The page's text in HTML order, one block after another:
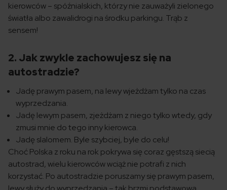
kierowców – spóźnialskich, którzy nie zauważyli zielonego
światła albo zawalidrogi na środku parkingu. Trąb z
sensem!
2. Jak zwykle zachowujesz się na
autostradzie?
Jadę prawym pasem, na lewy wjeżdżam tylko na czas
wyprzedzania.
Jadę lewym pasem, zjeżdżam z niego tylko wtedy, gdy
zmusi mnie do tego inny kierowca.
Jadę slalomem. Byle szybciej, byle do celu!
Choć Polska z roku na rok pokrywa się coraz gęstszą siecią
autostrad, wielu kierowców wciąż nie potrafi z nich
korzystać. Po autostradzie poruszamy się prawym pasem,